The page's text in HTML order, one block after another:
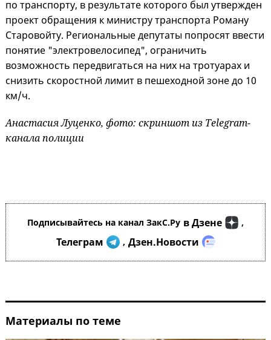
по транспорту, в результате которого был утвержден
проект обращения к министру транспорта Роману
Старовойту. Региональные депутаты попросят ввести
понятие "электровелосипед", ограничить
возможность передвигаться на них на тротуарах и
снизить скоростной лимит в пешеходной зоне до 10
км/ч.
Анастасия Луценко, фото: скриншот из Telegram-
канала полиции
Подписывайтесь на канал ЗакС.Ру в Дзене ,
Телеграм , Дзен.Новости
Материалы по теме